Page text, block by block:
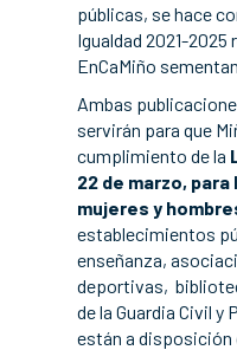
públicas, se hace
Igualdad 2021-2025
EnCaMiño
Ambas
servirán para que
cumplimiento de la
22 de marzo,
mujeres y
establecimientos
enseñanza,
deportivas,
de la Guardia Civil y
están a disposición